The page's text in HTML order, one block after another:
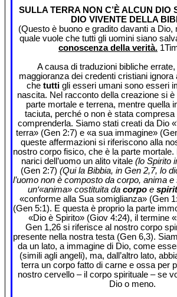
SULLA TERRA NON C’È ALCUN DIO
DIO VIVENTE DELLA
(Questo è buono e gradito davanti a Dio,
quale vuole che tutti gli uomini siano
conoscenza della verità.
A causa di traduzioni bibliche
maggioranza dei credenti cristiani ignora
che tuttigli esseri umani sono esseri
nascita. Nel racconto della creazione si
parte mortale e terrena, mentre quella
taciuta, perché o non è stata
comprenderla. Siamo stati creati da Dio
terra» (Gen 2:7) e «a sua immagine»
queste affermazioni si riferiscono alla
nostro corpo fisico, che è la parte mortale.
narici dell’uomo un alito vitale (lo Spirito
(Gen 2:7) (Qui la Bibbia, in Gen 2,7, lo
l’uomo non è composto da corpo, anima e
un‘«anima» costituita da corpo e
«conforme alla Sua somiglianza» (Gen
(Gen 5:1). E questa è proprio la parte
«Dio è Spirito» (Giov 4:24), il termine
Gen 1,26 si riferisce al nostro corpo
presente nella nostra testa (Gen 6,3).
da un lato, a immagine di Dio, come
(simili agli angeli), ma, dall’altro lato,
terra un corpo fatto di carne e ossa per
nostro cervello – il corpo spirituale – se
Dio o meno.